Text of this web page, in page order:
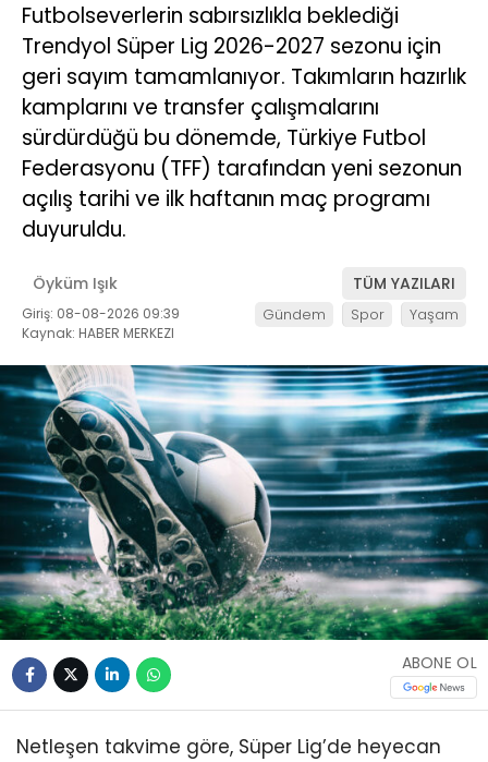
Futbolseverlerin sabırsızlıkla beklediği
Trendyol Süper Lig 2026-2027 sezonu için
geri sayım tamamlanıyor. Takımların hazırlık
kamplarını ve transfer çalışmalarını
sürdürdüğü bu dönemde, Türkiye Futbol
Federasyonu (TFF) tarafından yeni sezonun
açılış tarihi ve ilk haftanın maç programı
duyuruldu.
Öyküm Işık TÜM YAZILARI
Giriş: 08-08-2026 09:39
Kaynak: HABER MERKEZI
Gündem Spor Yaşam
ABONE OL
Netleşen takvime göre, Süper Lig’de heyecan